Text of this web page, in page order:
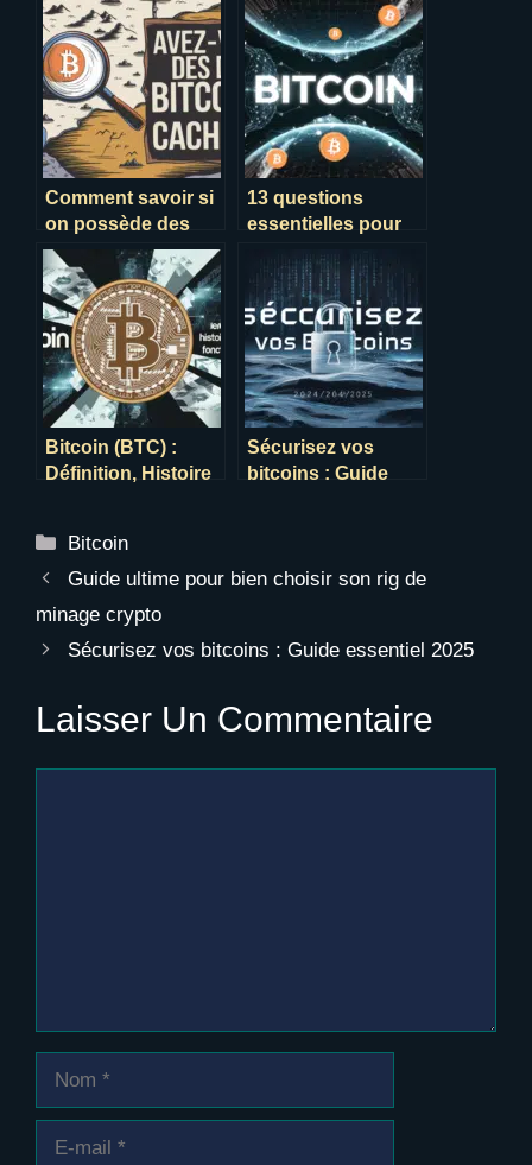
Comment savoir si
on possède des
bitcoins en 2025 ?
13 questions
essentielles pour
Bitcoin
Bitcoin (BTC) :
Définition, Histoire
Sécurisez vos
bitcoins : Guide
Catégories
Bitcoin
Guide ultime pour bien choisir son rig de
minage crypto
Sécurisez vos bitcoins : Guide essentiel 2025
Laisser Un Commentaire